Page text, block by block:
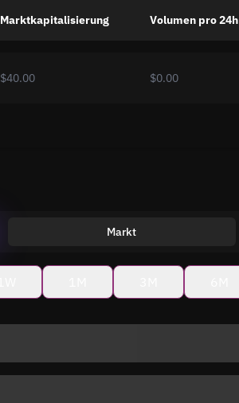
Marktkapitalisierung Volumen pro 24h
$40.00 $0.00
Markt